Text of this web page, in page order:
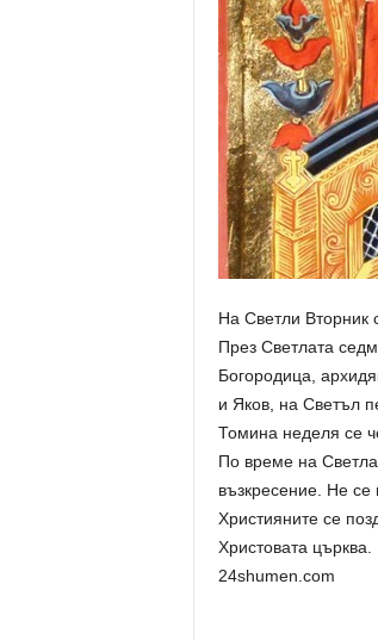
На Светли Вторник
През Светлата
Богородица,
и Яков, на Светъл
Томина неделя се
По време на
възкресение. Не се
Християните се
Христовата църква.
24shumen.com